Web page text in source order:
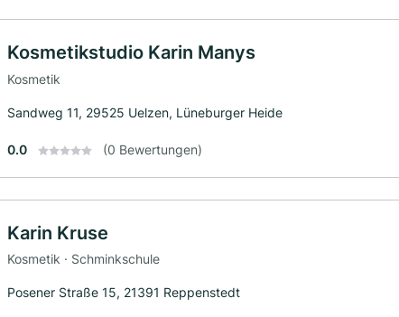
Kosmetikstudio Karin Manys
Kosmetik
Sandweg 11, 29525 Uelzen, Lüneburger Heide
0.0 (0 Bewertungen)
Karin Kruse
Kosmetik · Schminkschule
Posener Straße 15, 21391 Reppenstedt